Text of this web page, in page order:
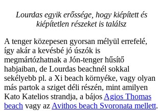
Lourdas egyik erőssége, hogy kiépített és
kiépítetlen részeket is találsz
A tenger közepesen gyorsan mélyül errefelé,
így akár a kevésbé jó úszók is
megmártózhatnak a Jón-tenger hűsítő
habjaiban, de Lourdas beachnél sokkal
sekélyebb pl. a Xi beach környéke, vagy olyan
más partok a sziget déli részén, mint amilyen
Kato Katelios strandja, a bájosAgios Thomas
beach vagy azAvithos beach Svoronata mellett.